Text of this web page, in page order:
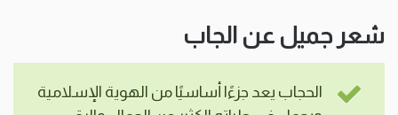
شعر جميل عن الجاب
الحجاب يعد جزءًا أساسيًا من الهوية الإسلامية